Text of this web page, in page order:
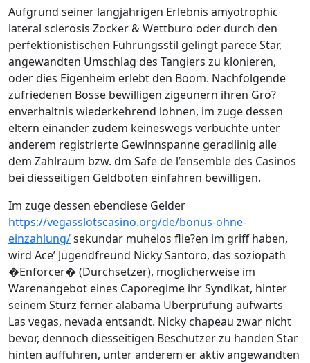
Aufgrund seiner langjahrigen Erlebnis amyotrophic
lateral sclerosis Zocker & Wettburo oder durch den
perfektionistischen Fuhrungsstil gelingt parece Star,
angewandten Umschlag des Tangiers zu klonieren,
oder dies Eigenheim erlebt den Boom. Nachfolgende
zufriedenen Bosse bewilligen zigeunern ihren Gro?
enverhaltnis wiederkehrend lohnen, im zuge dessen
eltern einander zudem keineswegs verbuchte unter
anderem registrierte Gewinnspanne geradlinig alle
dem Zahlraum bzw. dm Safe de l’ensemble des Casinos
bei diesseitigen Geldboten einfahren bewilligen.
Im zuge dessen ebendiese Gelder
https://vegasslotscasino.org/de/bonus-ohne-
einzahlung/sekundar muhelos flie?en im griff haben,
wird Ace’ Jugendfreund Nicky Santoro, das soziopath
�Enforcer� (Durchsetzer), moglicherweise im
Warenangebot eines Caporegime ihr Syndikat, hinter
seinem Sturz ferner alabama Uberprufung aufwarts
Las vegas, nevada entsandt. Nicky chapeau zwar nicht
bevor, dennoch diesseitigen Beschutzer zu handen Star
hinten auffuhren, unter anderem er aktiv angewandten